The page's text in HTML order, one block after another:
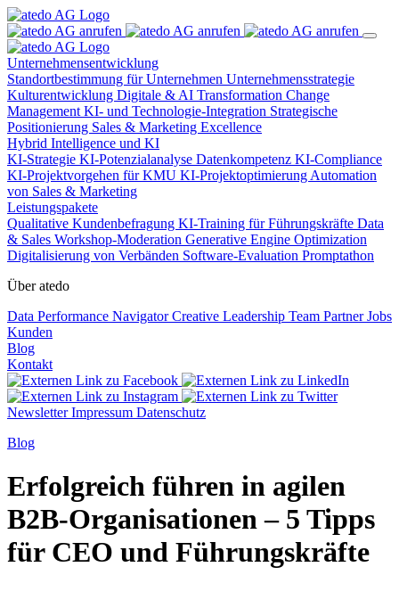
Unternehmensentwicklung
Standortbestimmung für Unternehmen Unternehmensstrategie
Kulturentwicklung Digitale & AI Transformation Change
Management KI- und Technologie-Integration Strategische
Positionierung Sales & Marketing Excellence
Hybrid Intelligence und KI
KI-Strategie KI-Potenzialanalyse Datenkompetenz KI-Compliance
KI-Projektvorgehen für KMU KI-Projektoptimierung Automation
von Sales & Marketing
Leistungspakete
Qualitative Kundenbefragung KI-Training für Führungskräfte Data
& Sales Workshop-Moderation Generative Engine Optimization
Digitalisierung von Verbänden Software-Evaluation Promptathon
Über atedo
Data Performance NavigatorCreative Leadership Team PartnerJobs
Kunden
Blog
Kontakt
NewsletterImpressum Datenschutz
Blog
Erfolgreich führen in agilen
B2B-Organisationen – 5 Tipps
für CEO und Führungskräfte